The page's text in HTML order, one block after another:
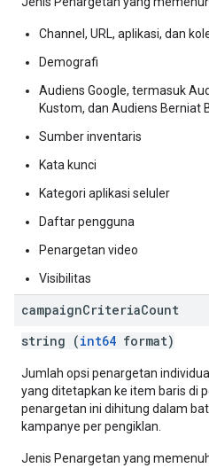
Channel, URL, aplikasi, dan
Demografi
Audiens Google, termasuk
Kustom, dan Audiens Berniat
Sumber inventaris
Kata kunci
Kategori aplikasi seluler
Daftar pengguna
Penargetan video
Visibilitas
campaignCriteriaCount
string (int64 format)
Jumlah opsi penargetan
yang ditetapkan ke item baris di
penargetan ini dihitung dalam
kampanye per pengiklan.
Jenis Penargetan yang